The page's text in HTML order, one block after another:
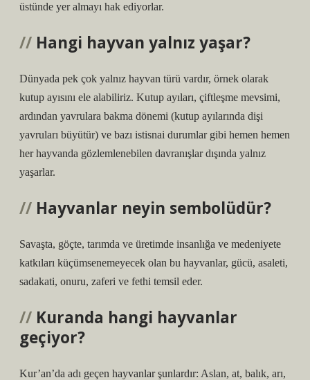
üstünde yer almayı hak ediyorlar.
Hangi hayvan yalnız yaşar?
Dünyada pek çok yalnız hayvan türü vardır, örnek olarak
kutup ayısını ele alabiliriz. Kutup ayıları, çiftleşme mevsimi,
ardından yavrulara bakma dönemi (kutup ayılarında dişi
yavruları büyütür) ve bazı istisnai durumlar gibi hemen hemen
her hayvanda gözlemlenebilen davranışlar dışında yalnız
yaşarlar.
Hayvanlar neyin sembolüdür?
Savaşta, göçte, tarımda ve üretimde insanlığa ve medeniyete
katkıları küçümsenemeyecek olan bu hayvanlar, gücü, asaleti,
sadakati, onuru, zaferi ve fethi temsil eder.
Kuranda hangi hayvanlar
geçiyor?
Kur’an’da adı geçen hayvanlar şunlardır: Aslan, at, balık, arı,